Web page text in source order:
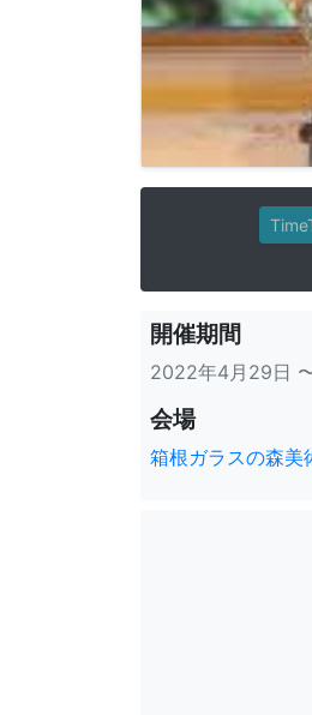
開催期間
2022年4月29日
会場
箱根ガラスの森美